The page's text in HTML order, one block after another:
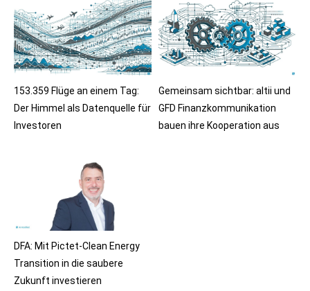
153.359 Flüge an einem Tag:
Der Himmel als Datenquelle für
Investoren
Gemeinsam sichtbar: altii und
GFD Finanzkommunikation
bauen ihre Kooperation aus
DFA: Mit Pictet-Clean Energy
Transition in die saubere
Zukunft investieren